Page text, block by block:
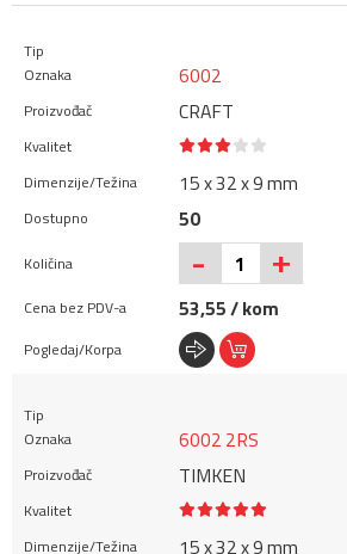
6002
CRAFT
15 x 32 x 9 mm
50
- +
53,55 / kom
6002 2RS
TIMKEN
15 x 32 x 9 mm